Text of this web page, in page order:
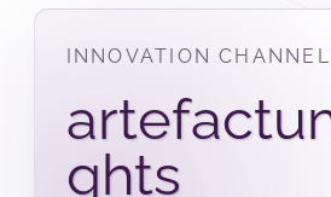
INNOVATION CHANNEL
ghts